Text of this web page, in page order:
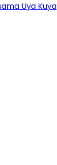
Uya Kuya